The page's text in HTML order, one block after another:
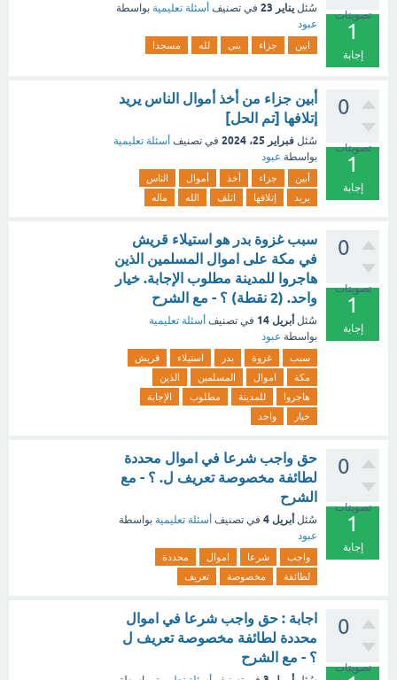
تصويتات
1
إجابة
سُئل يناير 23 في تصنيف أسئلة تعليمية بواسطة
عبود
ابين جزاء بنى لله مسجدا
0
تصويتات
1
إجابة
أبين جزاء من أخذ أموال الناس يريد
إتلافها [تم الحل]
سُئل فبراير 25، 2024 في تصنيف أسئلة تعليمية
بواسطة عبود
أبين جزاء أخذ أموال
الناس
يريد
إتلافها اتلف الله ماله
0
تصويتات
1
إجابة
سبب غزوة بدر هو استيلاء قريش
في مكة على اموال المسلمين الذين
هاجروا للمدينة مطلوب الإجابة. خيار
واحد. (2 نقطة) ؟ - مع الشرح
سُئل أبريل 14 في تصنيف أسئلة تعليمية
بواسطة عبود
سبب غزوة بدر استيلاء
قريش
مكة
اموال المسلمين
الذين
هاجروا
للمدينة مطلوب
الإجابة
خيار
واحد
0
تصويتات
1
إجابة
حق واجب شرعا في اموال محددة
لطائفة مخصوصة تعريف ل. ؟ - مع
الشرح
سُئل أبريل 4 في تصنيف أسئلة تعليمية بواسطة
عبود
واجب شرعا اموال
محددة
لطائفة
مخصوصة تعريف
0
تصويتات
اجابة : حق واجب شرعا في اموال
محددة لطائفة مخصوصة تعريف ل
؟ - مع الشرح